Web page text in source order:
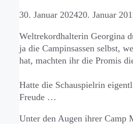
30. Januar 202420. Januar
Weltrekordhalterin Georgina
ja die Campinsassen selbst,
hat, machten ihr die Promis
Hatte die Schauspielrin
Freude …
Unter den Augen ihrer Camp